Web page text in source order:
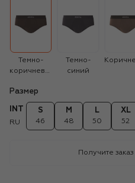
Темно-
коричневый
Темно-
синий
Размер
INT
RU
S
46
M
48
L
50
XL
52
Получите заказ